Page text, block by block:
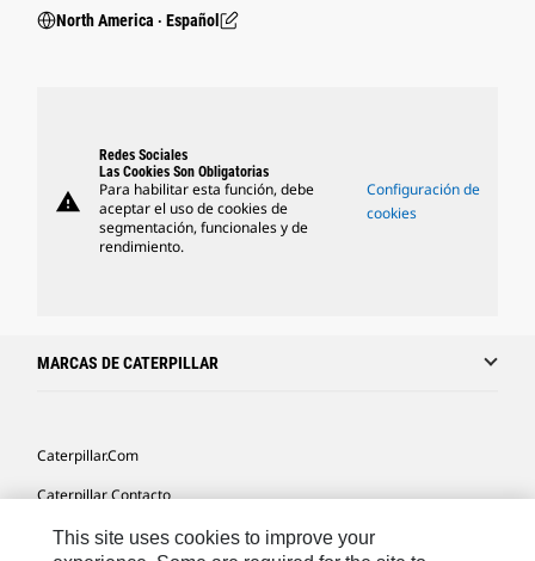
North America ‧ Español
warning
Redes Sociales
Las Cookies Son Obligatorias
Para habilitar esta función, debe
aceptar el uso de cookies de
segmentación, funcionales y de
rendimiento.
Configuración de
cookies
MARCAS DE CATERPILLAR
Caterpillar.com
Caterpillar Contacto
Mis Preferencias De Marketing
This site uses cookies to improve your